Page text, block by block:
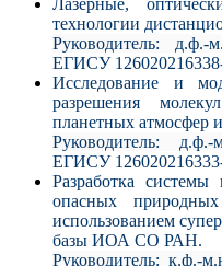
технологии
Руководитель:
ЕГИСУ
Исследование и
разрешения
планетных атмосфер
Руководитель: д.ф.-
ЕГИСУ
Разработка
опасных
использованием
базы ИОА СО РАН.
Руководитель: к.ф.-